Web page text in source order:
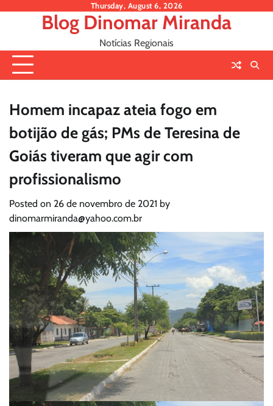
Thursday, August 6, 2026
Blog Dinomar Miranda
Notícias Regionais
Homem incapaz ateia fogo em
botijão de gás; PMs de Teresina de
Goiás tiveram que agir com
profissionalismo
Posted on 26 de novembro de 2021 by
dinomarmiranda@yahoo.com.br